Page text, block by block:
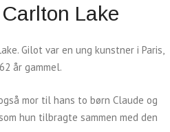
Lake
Gilot var en ung kunstner i Paris,
år gammel.
mor til hans to børn Claude og
hun tilbragte sammen med den